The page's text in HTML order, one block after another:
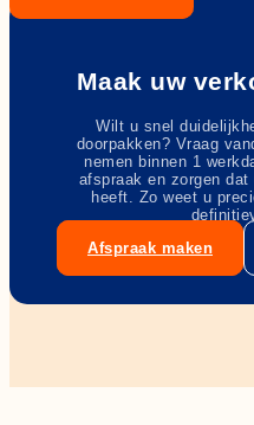
Maak uw
Wilt u snel
doorpakken? Vraag
nemen binnen 1
afspraak en zorgen
heeft. Zo weet u
Afspraak maken